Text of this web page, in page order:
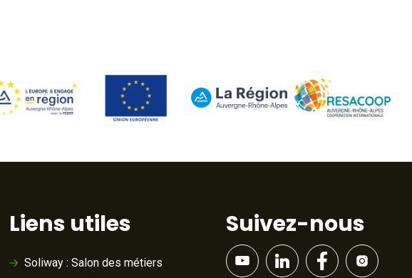
Liens utiles
Soliway : Salon des métiers
Suivez-nous